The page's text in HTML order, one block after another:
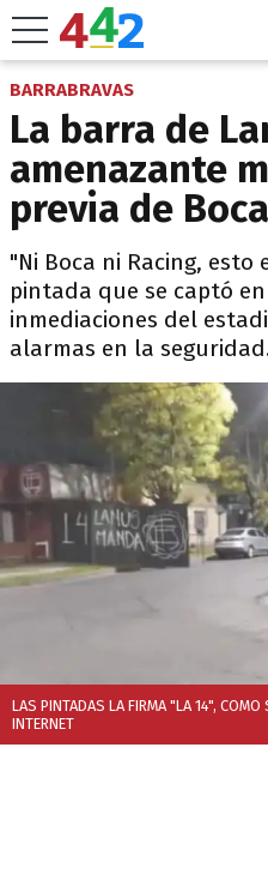
BARRABRAVAS
La barra de
amenazante
previa de
"Ni Boca ni Racing, esto
pintada que se captó
inmediaciones del
alarmas en la
LAS PINTADAS LA FIRMA "LA 14", COMO
INTERNET